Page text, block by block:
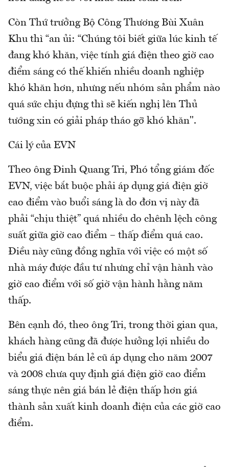
Còn Thứ trưởng Bộ Công Thương Bùi Xuân
Khu thì “an ủi: “Chúng tôi biết giữa lúc kinh tế
đang khó khăn, việc tính giá điện theo giờ cao
điểm sáng có thế khiến nhiều doanh nghiệp
khó khăn hơn, nhưng nếu nhóm sản phẩm nào
quá sức chịu đựng thì sẽ kiến nghị lên Thủ
tướng xin có giải pháp tháo gỡ khó khăn".
Cái lý của EVN
Theo ông Đinh Quang Tri, Phó tổng giám đốc
EVN, việc bắt buộc phải áp dụng giá điện giờ
cao điểm vào buổi sáng là do đơn vị này đã
phải “chịu thiệt” quá nhiều do chênh lệch công
suất giữa giờ cao điểm – thấp điểm quá cao.
Điều này cũng đồng nghĩa với việc có một số
nhà máy được đầu tư nhưng chỉ vận hành vào
giờ cao điểm với số giờ vận hành hằng năm
thấp.
Bên cạnh đó, theo ông Tri, trong thời gian qua,
khách hàng cũng đã được hưởng lợi nhiều do
biểu giá điện bán lẻ cũ áp dụng cho năm 2007
và 2008 chưa quy định giá điện giờ cao điểm
sáng thực nên giá bán lẻ điện thấp hơn giá
thành sản xuất kinh doanh điện của các giờ cao
điểm.